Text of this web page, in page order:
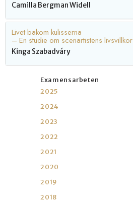
Camilla Bergman Widell
Livet bakom kulisserna
– En studie om scenartistens livsvillkor
Kinga Szabadváry
Examensarbeten
2025
2024
2023
2022
2021
2020
2019
2018